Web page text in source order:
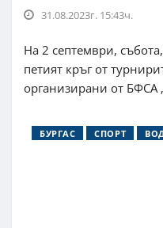
31.08.2023г. 15:43ч.
На 2 септември,
петият кръг от
организирани от БФСА
БУРГАС СПОРТ